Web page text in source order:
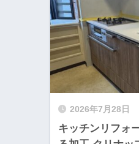
2026年7月28日
キッチンリフォ